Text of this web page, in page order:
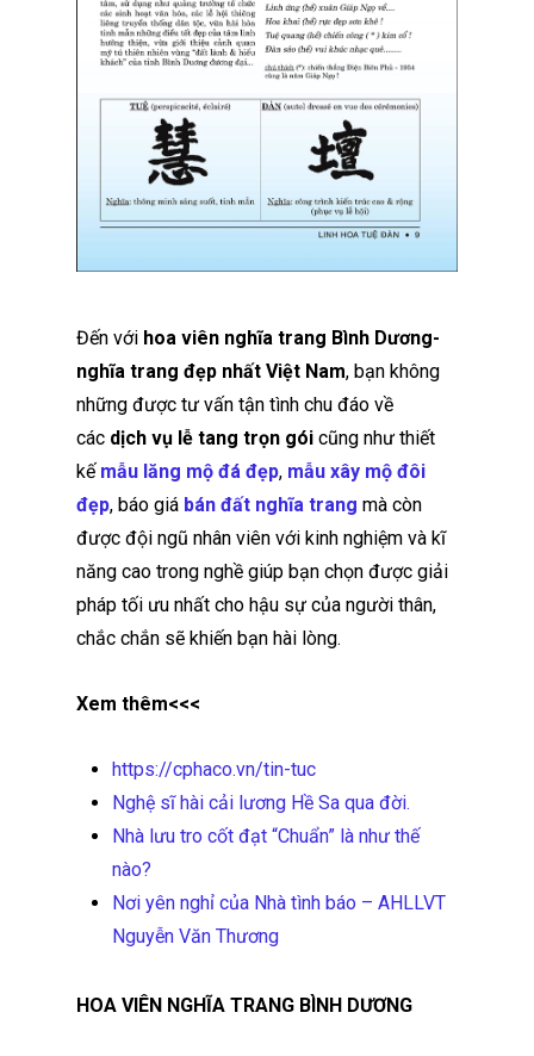
Đến với hoa viên nghĩa trang Bình Dương-
nghĩa trang đẹp nhất Việt Nam, bạn không
những được tư vấn tận tình chu đáo về
các dịch vụ lễ tang trọn gói cũng như thiết
kế mẫu lăng mộ đá đẹp, mẫu xây mộ đôi
đẹp, báo giá bán đất nghĩa trang mà còn
được đội ngũ nhân viên với kinh nghiệm và kĩ
năng cao trong nghề giúp bạn chọn được giải
pháp tối ưu nhất cho hậu sự của người thân,
chắc chắn sẽ khiến bạn hài lòng.
Xem thêm<<<
https://cphaco.vn/tin-tuc
Nghệ sĩ hài cải lương Hề Sa qua đời.
Nhà lưu tro cốt đạt “Chuẩn” là như thế
nào?
Nơi yên nghỉ của Nhà tình báo – AHLLVT
Nguyễn Văn Thương
HOA VIÊN NGHĨA TRANG BÌNH DƯƠNG